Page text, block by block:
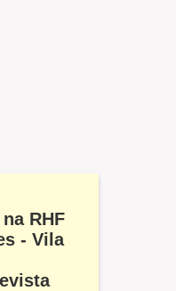
RHF
- Vila